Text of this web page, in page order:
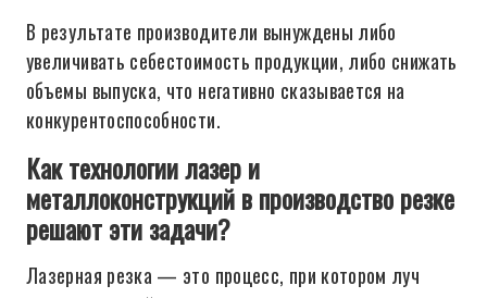
В результате производители вынуждены либо
увеличивать себестоимость продукции, либо снижать
объемы выпуска, что негативно сказывается на
конкурентоспособности.
Как технологии лазер и
металлоконструкций в производство резке
решают эти задачи?
Лазерная резка — это процесс, при котором луч